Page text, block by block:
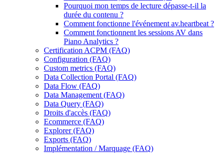
Pourquoi mon temps de lecture dépasse-t-il la
durée du contenu ?
Comment fonctionne l'événement av.heartbeat ?
Comment fonctionnent les sessions AV dans
Piano Analytics ?
Certification ACPM (FAQ)
Configuration (FAQ)
Custom metrics (FAQ)
Data Collection Portal (FAQ)
Data Flow (FAQ)
Data Management (FAQ)
Data Query (FAQ)
Droits d'accès (FAQ)
Ecommerce (FAQ)
Explorer (FAQ)
Exports (FAQ)
Implémentation / Marquage (FAQ)